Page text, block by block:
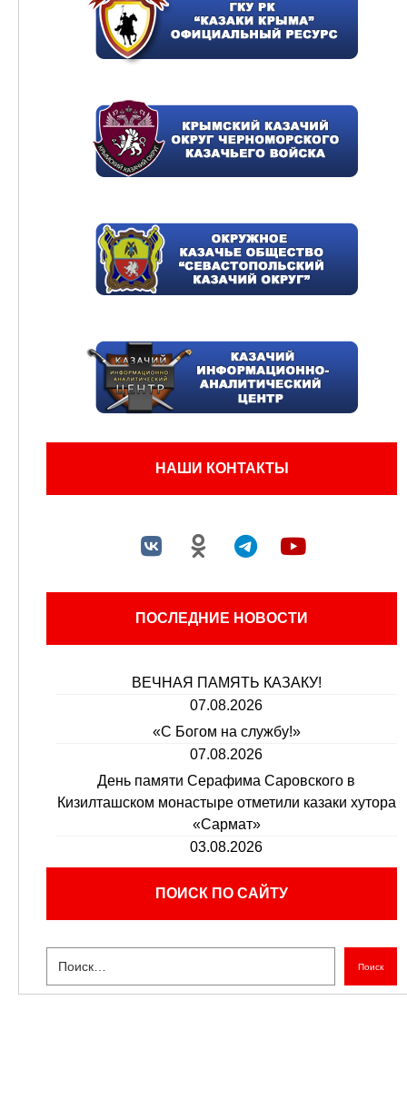
НАШИ КОНТАКТЫ
ПОСЛЕДНИЕ НОВОСТИ
ВЕЧНАЯ ПАМЯТЬ КАЗАКУ!
07.08.2026
«С Богом на службу!»
07.08.2026
День памяти Серафима Саровского в
Кизилташском монастыре отметили казаки хутора
«Сармат»
03.08.2026
ПОИСК ПО САЙТУ
Поиск